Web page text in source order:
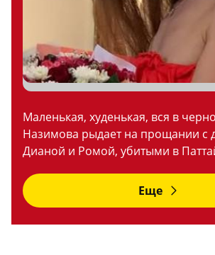
Маленькая, худенькая, вся в
Назимова рыдает на прощании с
Дианой и Ромой, убитыми в
Еще